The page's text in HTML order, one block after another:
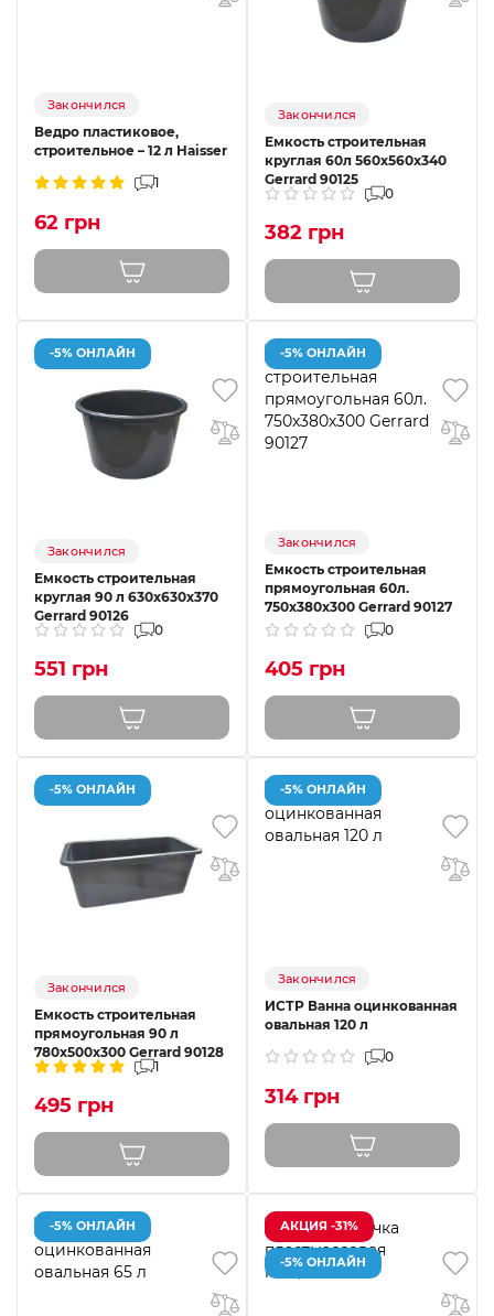
Закончился
Ведро пластиковое,
строительное – 12 л Haisser
1
62 грн
Закончился
Емкость строительная
круглая 60л 560х560х340
Gerrard 90125
0
382 грн
-5% ОНЛАЙН
Закончился
Емкость строительная
круглая 90 л 630х630х370
Gerrard 90126
0
551 грн
-5% ОНЛАЙН
Закончился
Емкость строительная
прямоугольная 60л.
750х380х300 Gerrard 90127
0
405 грн
-5% ОНЛАЙН
Закончился
Емкость строительная
прямоугольная 90 л
780х500х300 Gerrard 90128
1
495 грн
-5% ОНЛАЙН
Закончился
ИСТР Ванна оцинкованная
овальная 120 л
0
314 грн
-5% ОНЛАЙН АКЦИЯ -31%
-5% ОНЛАЙН